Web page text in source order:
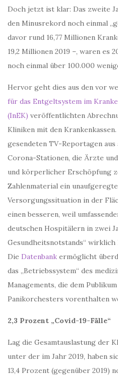
Doch jetzt ist klar: Das zweite
den Minusrekord noch einmal
davor rund 16,77 Millionen
19,2 Millionen 2019 –, waren es
noch einmal über 100.000
Hervor geht dies aus den vor
für das Entgeltsystem im
(InEK) veröffentlichten
Kliniken mit den
gesendeten TV-Reportagen
Corona-Stationen, die Ärzte
und körperlicher Erschöpfung
Zahlenmaterial ein
Versorgungssituation in der
einen besseren, weil
deutschen Hospitälern in zwei
Gesundheitsnotstands“
Die Datenbank ermöglicht
das „Betriebssystem“ des
Managements, die dem
Panikorchesters vorenthalten
2,3 Prozent „Covid-19-Fälle“
Lag die Gesamtauslastung der
unter der im Jahr 2019, haben
13,4 Prozent (gegenüber 2019)